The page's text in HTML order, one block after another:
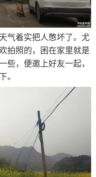
着实把人憋坏了。尤
拍照的，困在家里就是
些，便邀上好友一起，
。